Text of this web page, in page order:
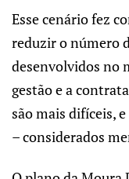
Esse cenário fez
reduzir o número
desenvolvidos no
gestão e a
são mais difíceis,
– considerados